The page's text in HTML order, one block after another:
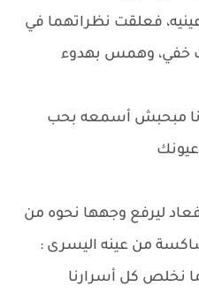
فعلقت نظراتهما في
خفي، وهمس بهدوء
مبحبش أسمعه بحب
ليرفع وجهها نحوه من
من عينه اليسرى :
نخلص كل أسرارنا